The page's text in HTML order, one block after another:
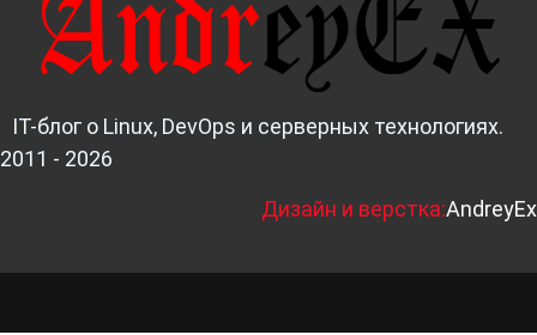
IT-блог о Linux, DevOps и серверных технологиях.
2011 - 2026
Дизайн и верстка:AndreyEx